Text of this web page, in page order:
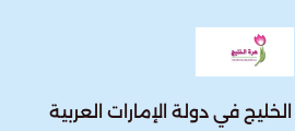
في دولة الإمارات العربية